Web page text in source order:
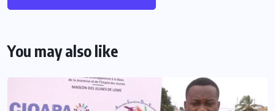
You may also like